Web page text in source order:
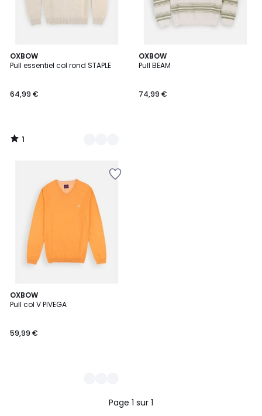
OXBOW
Pull essentiel col rond STAPLE
64,99 €
1
/
3
Couleurs
1
/
OXBOW
Pull BEAM
74,99 €
OXBOW
Pull col V PIVEGA
59,99 €
3
Couleurs
Page 1 sur 1